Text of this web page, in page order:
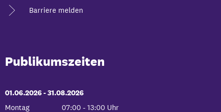
Barriere melden
Publikumszeiten
01.06.2026-bis
31.08.2026
Montag
07:00 - 13:00 Uhr